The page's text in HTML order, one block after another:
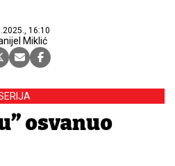
16:10
Miklić
osvanuo